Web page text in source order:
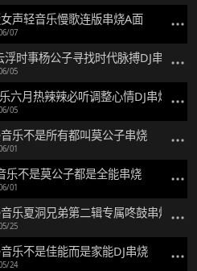
声轻音乐慢歌连版串烧A面
07
时事杨公子寻找时代脉搏DJ串烧
05
月热辣辣必听调整心情DJ串烧
05
乐不是所有都叫莫公子串烧
01
不是莫公子都是全能串烧
01
乐夏洞兄弟第二辑专属咚鼓串烧
25
乐不是佳能而是家能DJ串烧
24